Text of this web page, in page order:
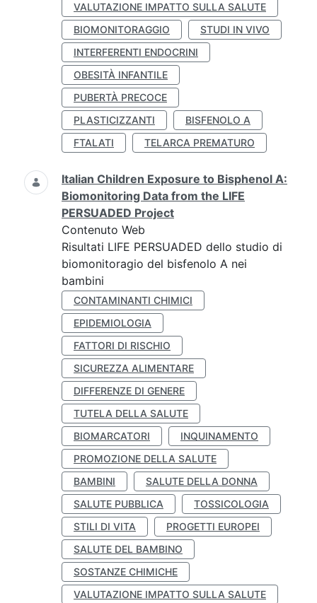
VALUTAZIONE IMPATTO SULLA SALUTE
BIOMONITORAGGIO
STUDI IN VIVO
INTERFERENTI ENDOCRINI
OBESITÀ INFANTILE
PUBERTÀ PRECOCE
PLASTICIZZANTI
BISFENOLO A
FTALATI
TELARCA PREMATURO
Italian Children Exposure to Bisphenol A:
Biomonitoring Data from the LIFE
PERSUADED Project
Contenuto Web
Risultati LIFE PERSUADED dello studio di
biomonitoragio del bisfenolo A nei
bambini
CONTAMINANTI CHIMICI
EPIDEMIOLOGIA
FATTORI DI RISCHIO
SICUREZZA ALIMENTARE
DIFFERENZE DI GENERE
TUTELA DELLA SALUTE
BIOMARCATORI
INQUINAMENTO
PROMOZIONE DELLA SALUTE
BAMBINI
SALUTE DELLA DONNA
SALUTE PUBBLICA
TOSSICOLOGIA
STILI DI VITA
PROGETTI EUROPEI
SALUTE DEL BAMBINO
SOSTANZE CHIMICHE
VALUTAZIONE IMPATTO SULLA SALUTE